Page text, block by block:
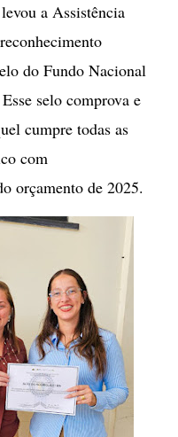
a Assistência
do Fundo Nacional
selo comprova e
cumpre todas as
com
orçamento de 2025.